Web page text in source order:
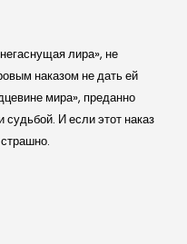
лира», не
наказом не дать ей
мира», преданно
судьбой. И если этот наказ